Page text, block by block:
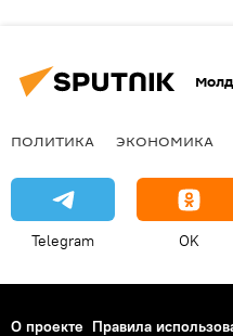
ПОЛИТИКА ЭКОНОМИКА
Telegram OK
О проекте Правила